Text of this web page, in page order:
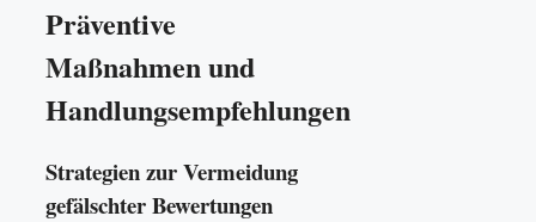
Präventive
Maßnahmen und
Handlungsempfehlungen
Strategien zur Vermeidung
gefälschter Bewertungen